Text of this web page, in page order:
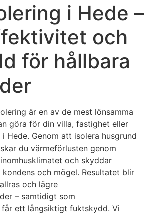
i Hede –
och
för hållbara
är en av de mest lönsamma
göra för din villa, fastighet eller
Hede. Genom att isolera husgrund
du värmeförlusten genom
och skyddar
och mögel. Resultatet blir
och lägre
– samtidigt som
ett långsiktigt fuktskydd. Vi